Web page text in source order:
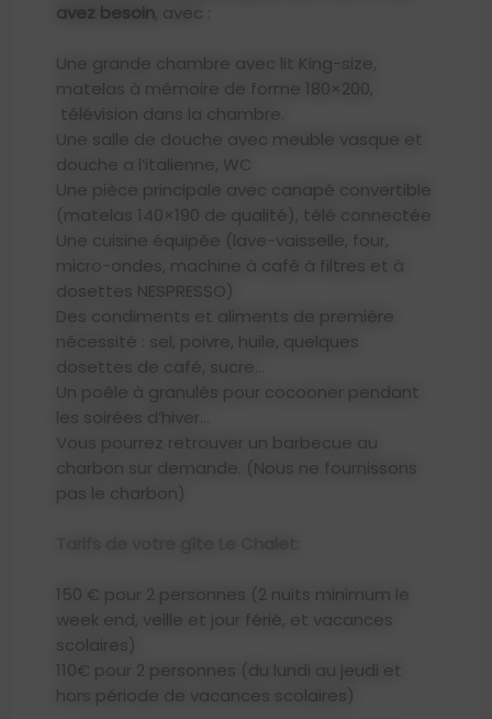
avez besoin, avec :
Une grande chambre avec lit King-size,
matelas à mémoire de forme 180×200,
télévision dans la chambre.
Une salle de douche avec meuble vasque et
douche a l’italienne, WC
Une pièce principale avec canapé convertible
(matelas 140×190 de qualité), télé connectée
Une cuisine équipée (lave-vaisselle, four,
micro-ondes, machine à café à filtres et à
dosettes NESPRESSO)
Des condiments et aliments de première
nécessité : sel, poivre, huile, quelques
dosettes de café, sucre…
Un poêle à granulés pour cocooner pendant
les soirées d’hiver…
Vous pourrez retrouver un barbecue au
charbon sur demande. (Nous ne fournissons
pas le charbon)
150 € pour 2 personnes (2 nuits minimum le
week end, veille et jour férié, et vacances
scolaires)
110€ pour 2 personnes (du lundi au jeudi et
hors période de vacances scolaires)